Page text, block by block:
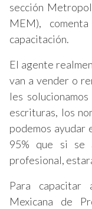
sección
MEM),
capacitación.
El agente
van a vender o
les
escrituras, los
podemos ayudar
95% que si se
profesional,
Para capacitar
Mexicana de